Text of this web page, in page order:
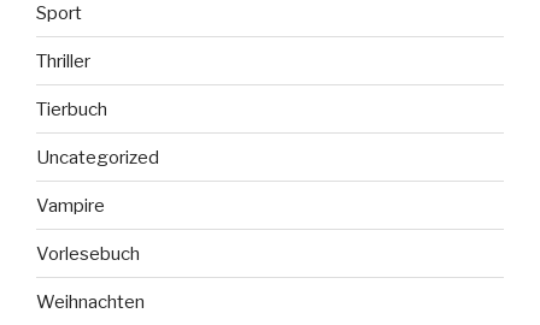
Sport
Thriller
Tierbuch
Uncategorized
Vampire
Vorlesebuch
Weihnachten